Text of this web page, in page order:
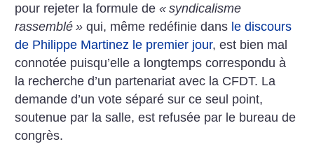
pour rejeter la formule de« syndicalisme
rassemblé » qui, même redéfinie dans le discours
de Philippe Martinez le premier jour, est bien mal
connotée puisqu’elle a longtemps correspondu à
la recherche d’un partenariat avec la CFDT. La
demande d’un vote séparé sur ce seul point,
soutenue par la salle, est refusée par le bureau de
congrès.